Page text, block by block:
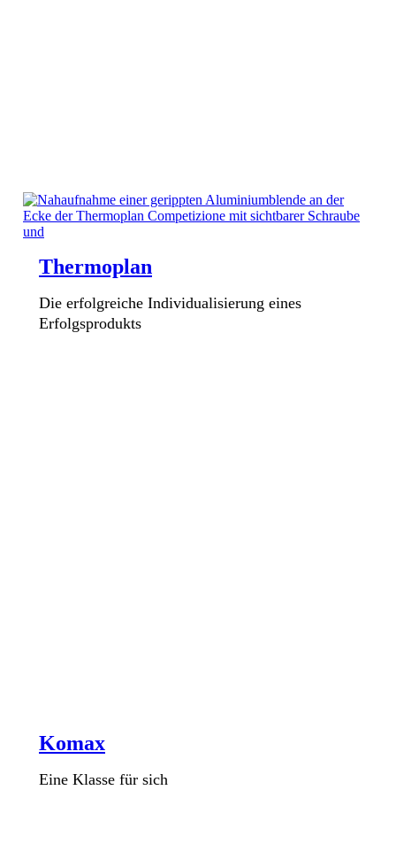
Thermoplan
Die erfolgreiche Individualisierung eines
Erfolgsprodukts
Komax
Eine Klasse für sich